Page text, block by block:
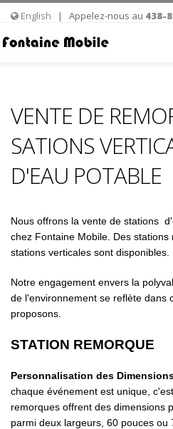
English | Appelez-nous au 438-
VENTE DE
SATIONS
D'EAU POTABLE
Nous offrons la vente de stations
chez Fontaine Mobile. Des
stations verticales sont disponibles.
Notre engagement envers la
de l'environnement se reflète dans
proposons.
STATION REMORQUE
Personnalisation des
chaque événement est unique,
remorques offrent des dimensions
parmi deux largeurs, 60 pouces ou